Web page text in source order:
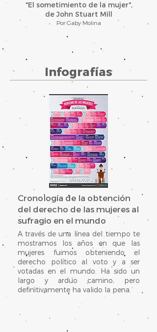
"El sometimiento de la mujer",
de John Stuart Mill
Por Gaby Molina
Infografías
Cronología de la obtención
del derecho de las mujeres al
sufragio en el mundo
A través de una línea del tiempo te
mostramos los años en que las
mujeres fuimos obteniendo el
derecho político al voto y a ser
votadas en el mundo. Ha sido un
largo y arduo camino, pero
definitivamente ha valido la pena.